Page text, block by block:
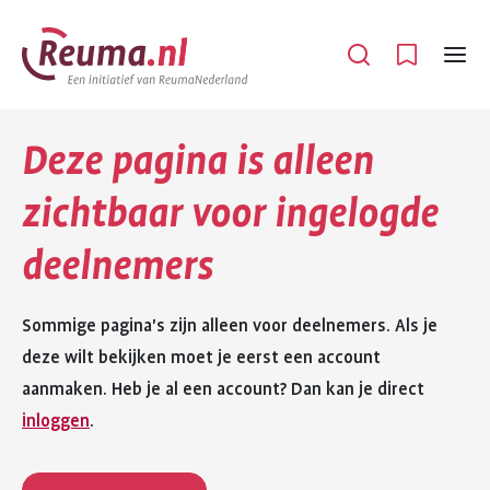
Spring
naar
hoofdinhoud
Spring
naar
footer
Open
Menu
Deze pagina is alleen
zichtbaar voor ingelogde
deelnemers
Sommige pagina's zijn alleen voor deelnemers. Als je
deze wilt bekijken moet je eerst een account
aanmaken. Heb je al een account? Dan kan je direct
inloggen.